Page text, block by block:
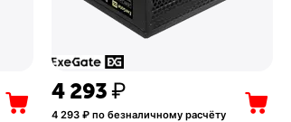
4 293₽
4 293 ₽ по безналичному расчёту